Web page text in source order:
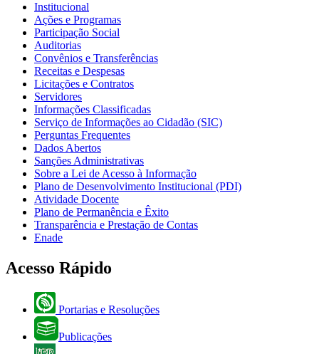
Institucional
Ações e Programas
Participação Social
Auditorias
Convênios e Transferências
Receitas e Despesas
Licitações e Contratos
Servidores
Informações Classificadas
Serviço de Informações ao Cidadão (SIC)
Perguntas Frequentes
Dados Abertos
Sanções Administrativas
Sobre a Lei de Acesso à Informação
Plano de Desenvolvimento Institucional (PDI)
Atividade Docente
Plano de Permanência e Êxito
Transparência e Prestação de Contas
Enade
Acesso Rápido
Portarias e Resoluções
Publicações